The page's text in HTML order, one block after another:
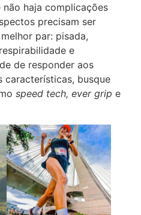
haja complicações
precisam ser
par: pisada,
e
de responder aos
características, busque
speed tech, ever grip e